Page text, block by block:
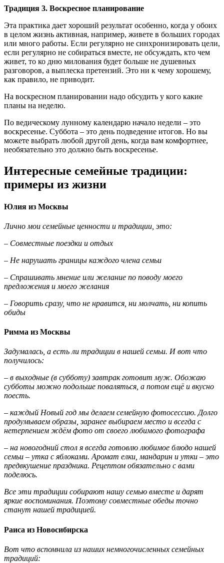
Традиция 3. Воскресное планирование
Эта практика дает хороший результат особенно, когда у обоих
в целом жизнь активная, например, живете в больших городах
или много работы. Если регулярно не синхронизировать цели,
если регулярно не собираться вместе, не обсуждать, кто чем
живет, то ко дню милования будет больше не душевных
разговоров, а выплеска претензий. Это ни к чему хорошему,
как правило, не приводит.
На воскресном планировании надо обсудить у кого какие
планы на неделю.
По ведическому лунному календарю начало недели – это
воскресенье. Суббота – это день подведение итогов. Но вы
можете выбрать любой другой день, когда вам комфортнее,
необязательно это должно быть воскресенье.
Интересные семейные традиции:
примеры из жизни
Юлия из Москвы
Лично мои семейные ценности и традиции, это:
– Совместные поездки и отдых
– Не нарушать границы каждого члена семьи
– Спрашивать мнение или желание по поводу моего
предложения и моего желания
– Говорить сразу, что не нравится, ни молчать, ни копить
обиды
Римма из Москвы
Задумалась, а есть ли традиции в нашей семьи. И вот что
получилось:
– в выходные (в субботу) завтрак готовит муж. Обожаю
субботы можно подольше поваляться, а потом ещё и вкусно
поесть.
– каждый Новый год мы делаем семейную фотосессию. Долго
продумываем образы, заранее выбираем место и всегда с
нетерпением ждём фото от своего любимого фотографа
– на новогодний стол я всегда готовлю любимое блюдо нашей
семьи – утка с яблоками. Аромат елки, мандарин и утки – это
предвкушение праздника. Рецептом обязательно с вами
поделюсь.
Все эти традиции собирают нашу семью вместе и дарят
яркие воспоминания. Поэтому совместные обеды точно
станут нашей традицией.
Раиса из Новосибирска
Вот что вспомнила из наших немногочисленных семейных
традиций: